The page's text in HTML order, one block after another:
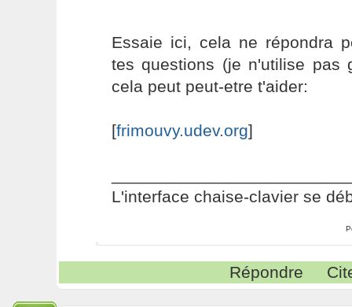
Essaie ici, cela ne répondra
tes questions (je n'utilise pas
cela peut peut-etre t'aider:
[frimouvy.udev.org]
L'interface chaise-clavier se
Répondre